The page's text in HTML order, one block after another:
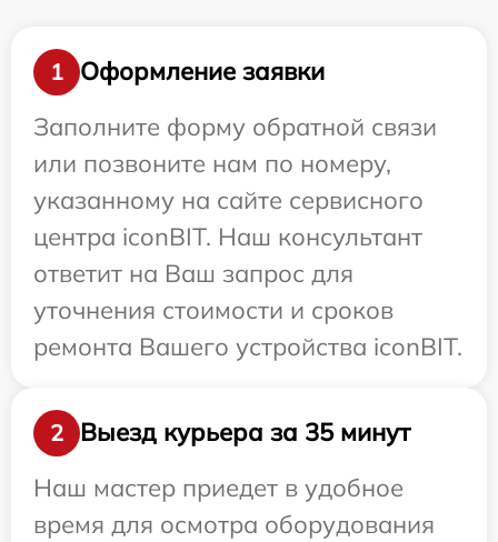
1
Оформление заявки
Заполните форму обратной связи
или позвоните нам по номеру,
указанному на сайте сервисного
центра iconBIT. Наш консультант
ответит на Ваш запрос для
уточнения стоимости и сроков
ремонта Вашего устройства iconBIT.
2
Выезд курьера за 35 минут
Наш мастер приедет в удобное
время для осмотра оборудования